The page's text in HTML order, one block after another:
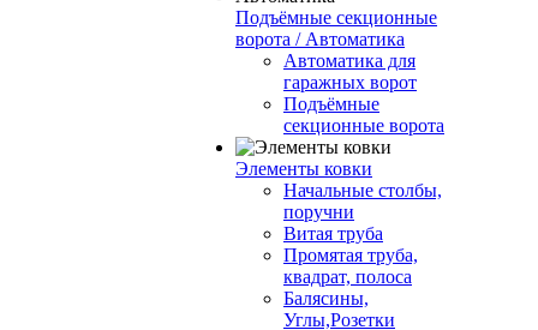
Подъёмные секционные
ворота / Автоматика
Автоматика для
гаражных ворот
Подъёмные
секционные ворота
Элементы ковки
Начальные столбы,
поручни
Витая труба
Промятая труба,
квадрат, полоса
Балясины,
Углы,Розетки